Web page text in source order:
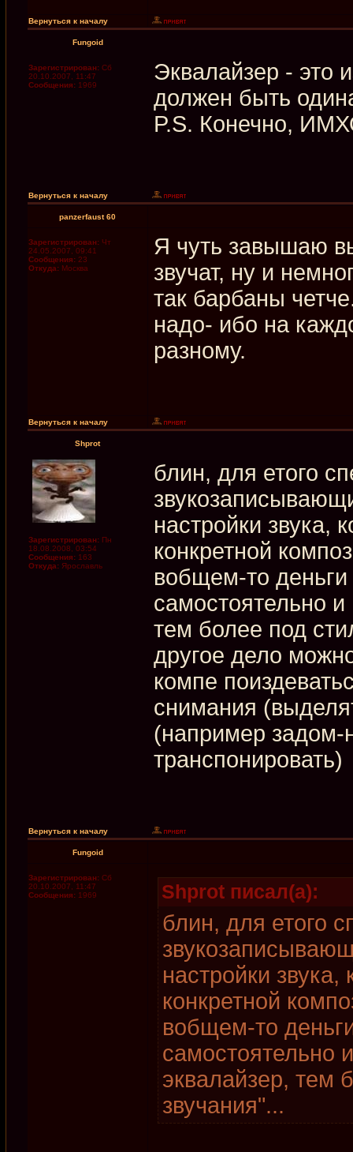
Вернуться к началу
Fungoid
Зарегистрирован: Сб
20.10.2007, 11:47
Сообщения: 1969
Эквалайзер - это
должен быть
P.S. Конечно,
Вернуться к началу
panzerfaust 60
Зарегистрирован: Чт
24.05.2007, 09:41
Сообщения: 23
Откуда: Москва
Я чуть завышаю
звучат, ну и
так барбаны
надо- ибо на
разному.
Вернуться к началу
Shprot
Зарегистрирован: Пн
18.08.2008, 03:54
Сообщения: 163
Откуда: Ярославль
блин, для етого
настройки звука,
конкретной
вобщем-то деньги
самостоятельно
тем более под
другое дело
компе
снимания
(например задом-
транспонировать)
Вернуться к началу
Fungoid
Зарегистрирован: Сб
20.10.2007, 11:47
Сообщения: 1969 Shprot писал(а):
блин, для етого
настройки
конкретной
вобщем-то
самостоятельно
эквалайзер, тем
звучания"...